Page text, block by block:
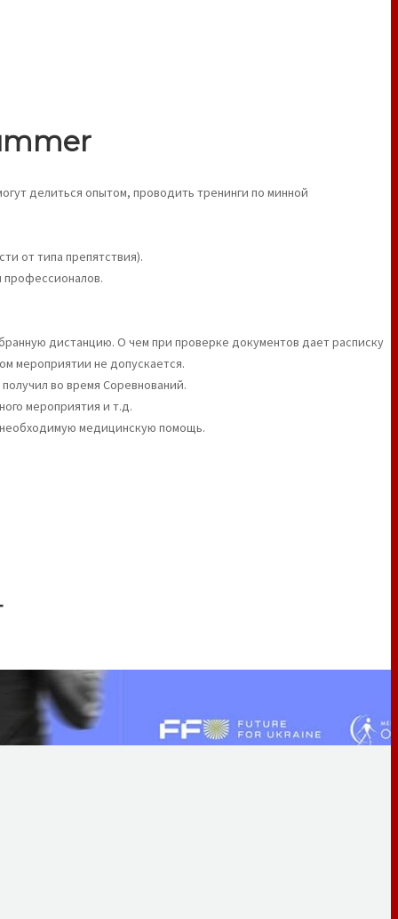
делиться опытом, проводить тренинги по минной
от типа препятствия).
профессионалов.
дистанцию. О чем при проверке документов дает расписку
мероприятии не допускается.
во время Соревнований.
мероприятия и т.д.
медицинскую помощь.